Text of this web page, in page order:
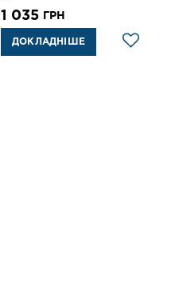
1 035 ГРН
ДОКЛАДНІШЕ